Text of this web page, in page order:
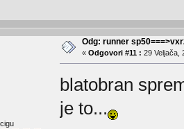
Odg: runner
« Odgovori #11 : 29 Veljača,
blatobran
je to...